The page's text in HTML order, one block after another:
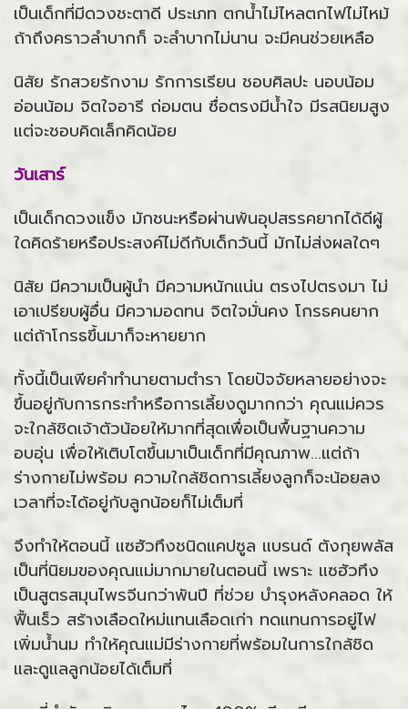
เป็นเด็กที่มีดวงชะตาดี ประเภท ตกน้ำไม่ไหลตกไฟไม่ไหม้
ถ้าถึงคราวลำบากก็ จะลำบากไม่นาน จะมีคนช่วยเหลือ
นิสัย รักสวยรักงาม รักการเรียน ชอบศิลปะ นอบน้อม
อ่อนน้อม จิตใจอารี ถ่อมตน ซื่อตรงมีน้ำใจ มีรสนิยมสูง
แต่จะชอบคิดเล็กคิดน้อย
วันเสาร์
เป็นเด็กดวงแข็ง มักชนะหรือผ่านพ้นอุปสรรคยากได้ดีผู้
ใดคิดร้ายหรือประสงค์ไม่ดีกับเด็กวันนี้ มักไม่ส่งผลใดๆ
นิสัย มีความเป็นผู้นำ มีความหนักแน่น ตรงไปตรงมา ไม่
เอาเปรียบผู้อื่น มีความอดทน จิตใจมั่นคง โกรธคนยาก
แต่ถ้าโกรธขึ้นมาก็จะหายยาก
ทั้งนี้เป็นเพียคำทำนายตามตำรา โดยปัจจัยหลายอย่างจะ
ขึ้นอยู่กับการกระทำหรือการเลี้ยงดูมากกว่า คุณแม่ควร
จะใกล้ชิดเจ้าตัวน้อยให้มากที่สุดเพื่อเป็นพื้นฐานความ
อบอุ่น เพื่อให้เติบโตขึ้นมาเป็นเด็กที่มีคุณภาพ...แต่ถ้า
ร่างกายไม่พร้อม ความใกล้ชิดการเลี้ยงลูกก็จะน้อยลง
เวลาที่จะได้อยู่กับลูกน้อยก็ไม่เต็มที่
จึงทำให้ตอนนี้ แซฮัวทึงชนิดแคปซูล แบรนด์ ตังกุยพลัส
เป็นที่นิยมของคุณแม่มากมายในตอนนี้ เพราะ แซฮัวทึง
เป็นสูตรสมุนไพรจีนกว่าพันปี ที่ช่วย บำรุงหลังคลอด ให้
ฟื้นเร็ว สร้างเลือดใหม่แทนเลือดเก่า ทดแทนการอยู่ไฟ
เพิ่มน้ำนม ทำให้คุณแม่มีร่างกายที่พร้อมในการใกล้ชิด
และดูแลลูกน้อยได้เต็มที่